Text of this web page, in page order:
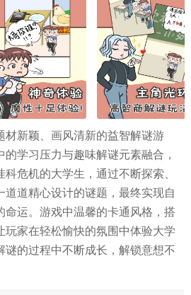
材新颖、画风清新的益智解谜游
学习压力与趣味解谜元素融合，
危机的大学生，通过不断探索、
道道精心设计的谜题，最终实现自
命运。游戏中温馨的卡通风格，搭
玩家在轻松愉快的氛围中体验大学
谜的过程中不断成长，解锁意想不